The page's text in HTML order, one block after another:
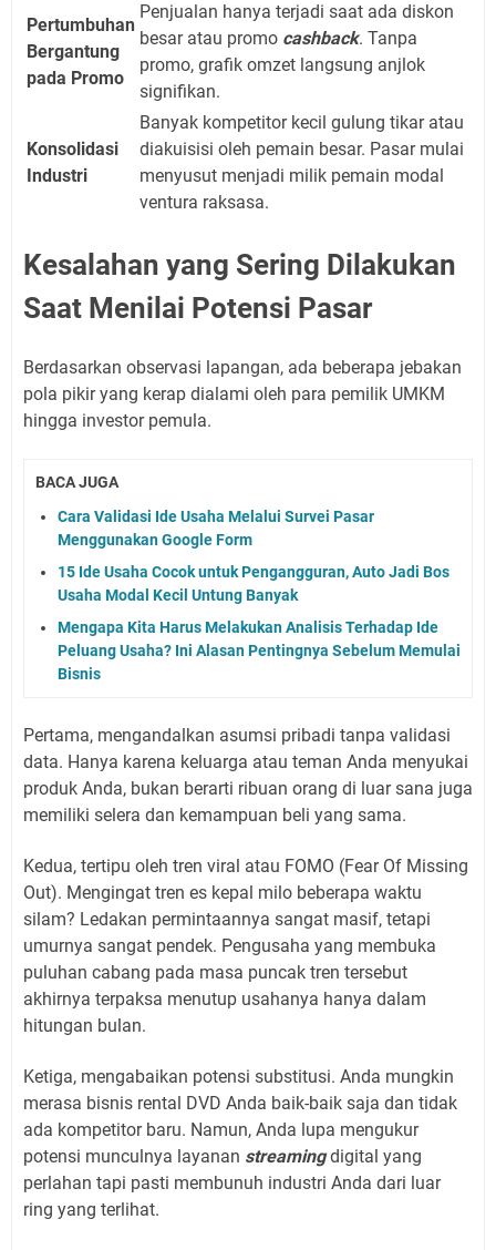
Pertumbuhan
Bergantung
pada Promo
Penjualan hanya terjadi saat ada diskon
besar atau promo cashback. Tanpa
promo, grafik omzet langsung anjlok
signifikan.
Konsolidasi
Industri
Banyak kompetitor kecil gulung tikar atau
diakuisisi oleh pemain besar. Pasar mulai
menyusut menjadi milik pemain modal
ventura raksasa.
Kesalahan yang Sering Dilakukan
Saat Menilai Potensi Pasar
Berdasarkan observasi lapangan, ada beberapa jebakan
pola pikir yang kerap dialami oleh para pemilik UMKM
hingga investor pemula.
BACA JUGA
Cara Validasi Ide Usaha Melalui Survei Pasar
Menggunakan Google Form
15 Ide Usaha Cocok untuk Pengangguran, Auto Jadi Bos
Usaha Modal Kecil Untung Banyak
Mengapa Kita Harus Melakukan Analisis Terhadap Ide
Peluang Usaha? Ini Alasan Pentingnya Sebelum Memulai
Bisnis
Pertama, mengandalkan asumsi pribadi tanpa validasi
data. Hanya karena keluarga atau teman Anda menyukai
produk Anda, bukan berarti ribuan orang di luar sana juga
memiliki selera dan kemampuan beli yang sama.
Kedua, tertipu oleh tren viral atau FOMO (Fear Of Missing
Out). Mengingat tren es kepal milo beberapa waktu
silam? Ledakan permintaannya sangat masif, tetapi
umurnya sangat pendek. Pengusaha yang membuka
puluhan cabang pada masa puncak tren tersebut
akhirnya terpaksa menutup usahanya hanya dalam
hitungan bulan.
Ketiga, mengabaikan potensi substitusi. Anda mungkin
merasa bisnis rental DVD Anda baik-baik saja dan tidak
ada kompetitor baru. Namun, Anda lupa mengukur
potensi munculnya layanan streamingdigital yang
perlahan tapi pasti membunuh industri Anda dari luar
ring yang terlihat.